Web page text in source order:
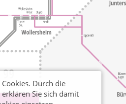
Durch die
Sie sich damit